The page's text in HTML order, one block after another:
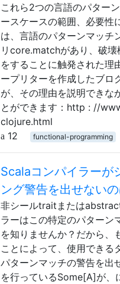
これら2つの言語のパター
ースケースの範囲、必要性
は、言語のパターンマッチ
リcore.matchがあり、破
をすることに触発された
ープリターを作成したブロ
が、その理由を説明できな
とができます：http : //
clojure.html
12
functional-programming
Scalaコンパイラーが
ング警告を出せない
非シールtraitまたは
ラーはこの特定のパターン
を知りませんか？だから、
ことによって、使用でき
パターンマッチの警告を出
を行っているSome[A]が、